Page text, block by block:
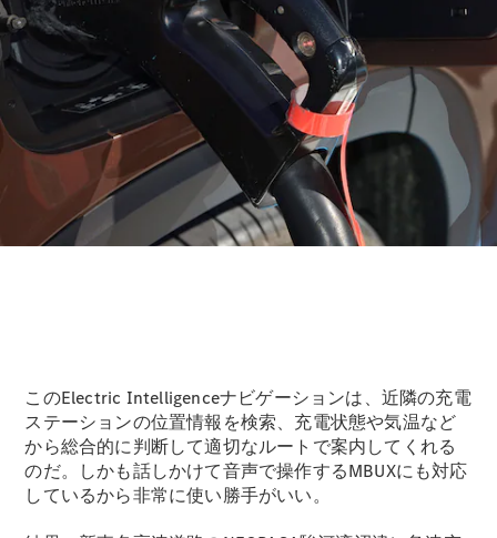
限定車ライ
ンアップ
このElectric Intelligenceナビゲーションは、近隣の充電
ステーションの位置情報を検索、充電状態や気温など
から総合的に判断して適切なルートで案内してくれる
のだ。しかも話しかけて音声で操作するMBUXにも対応
しているから非常に使い勝手がいい。